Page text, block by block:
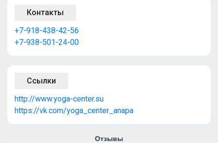
Контакты
+7-918-438-42-56
+7-938-501-24-00
Ссылки
http://www.yoga-center.su
https://vk.com/yoga_center_anapa
Отзывы